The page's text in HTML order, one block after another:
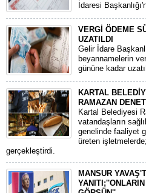
İdaresi
VERGİ ÖDEME
UZATILDI
Gelir İdare
beyannamelerin
gününe kadar
KARTAL
RAMAZAN
Kartal Belediyesi
vatandaşların
genelinde faaliyet
üreten
gerçekleştirdi.
MANSUR